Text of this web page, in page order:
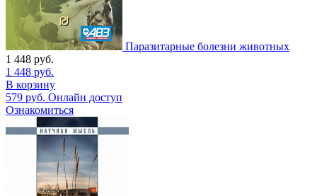
Паразитарные болезни животных
1 448 руб.
1 448 руб.
В корзину
579 руб. Онлайн доступ
Ознакомиться